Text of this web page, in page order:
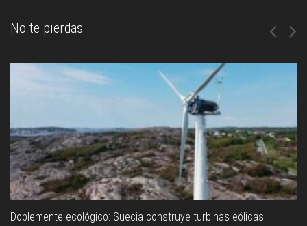
No te pierdas
Doblemente ecológico: Suecia construye turbinas eólicas